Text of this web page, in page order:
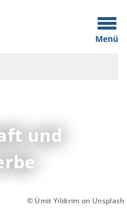
Menü
und
© Ümit Yildirim on Unsplash